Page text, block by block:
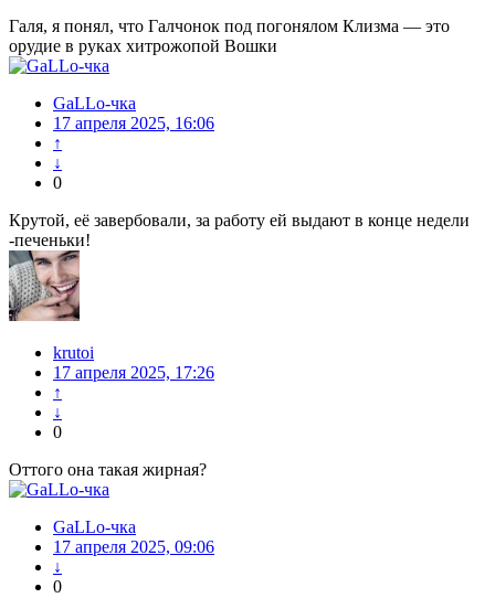
Галя, я понял, что Галчонок под погонялом Клизма — это
орудие в руках хитрожопой Вошки
GaLLo-чка
17 апреля 2025, 16:06
↑
↓
0
Крутой, её завербовали, за работу ей выдают в конце недели
-печеньки!
krutoi
17 апреля 2025, 17:26
↑
↓
0
Оттого она такая жирная?
GaLLo-чка
17 апреля 2025, 09:06
↓
0